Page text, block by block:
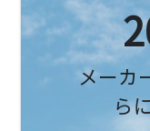
メーカ
らに